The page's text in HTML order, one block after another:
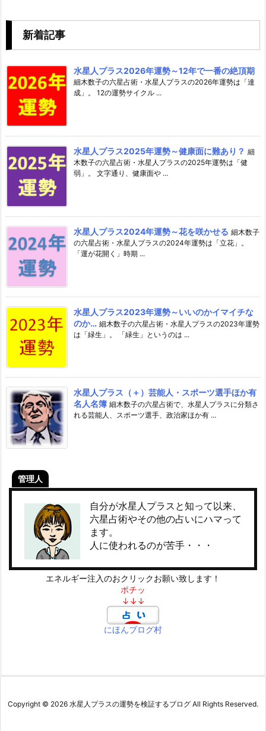
新着記事
水星人プラス2026年運勢～12年で一番の絶頂期
細木数子の六星占術・水星人プラスの2026年運勢は「達
成」。 12の運勢サイクル ...
水星人プラス2025年運勢～健康面に難あり？ 細
木数子の六星占術・水星人プラスの2025年運勢は「健
弱」。 文字通り、健康面や ...
水星人プラス2024年運勢～花を咲かせる 細木数子
の六星占術・水星人プラスの2024年運勢は「立花」。
「運が花開く」時期 ...
水星人プラス2023年運勢～いいのかイマイチな
のか… 細木数子の六星占術・水星人プラスの2023年運勢
は「緑生」。 「緑生」というのは ...
水星人プラス（＋）芸能人・スポーツ選手ほか有
名人名簿 細木数子の六星占術で、水星人プラスに分類さ
れる芸能人、スポーツ選手、政治家ほか有 ...
管理人
自分が水星人プラスと知って以来、
六星占術やその他の占いにハマって
ます。
人に使われるのが苦手・・・
エネルギー注入のおクリックお願い致します！
ポチッ
↓↓↓
にほんブログ村
Copyright © 2026 水星人プラスの運勢を検証するブログ All Rights Reserved.